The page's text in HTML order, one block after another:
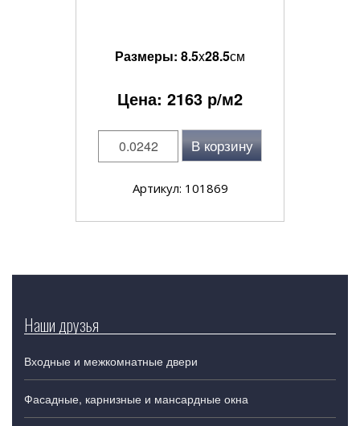
Размеры: 8.5x28.5см
Цена: 2163 р/м2
В корзину
Артикул: 101869
Наши друзья
Входные и межкомнатные двери
Фасадные, карнизные и мансардные окна